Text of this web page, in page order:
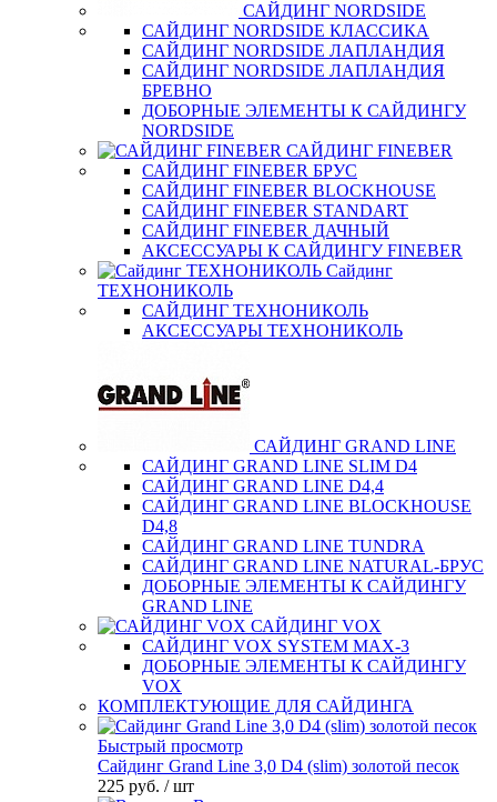
САЙДИНГ NORDSIDE
САЙДИНГ NORDSIDE КЛАССИКА
САЙДИНГ NORDSIDE ЛАПЛАНДИЯ
САЙДИНГ NORDSIDE ЛАПЛАНДИЯ
БРЕВНО
ДОБОРНЫЕ ЭЛЕМЕНТЫ К САЙДИНГУ
NORDSIDE
САЙДИНГ FINEBER
САЙДИНГ FINEBER БРУС
САЙДИНГ FINEBER BLOCKHOUSE
САЙДИНГ FINEBER STANDART
САЙДИНГ FINEBER ДАЧНЫЙ
АКСЕССУАРЫ К САЙДИНГУ FINEBER
Сайдинг
ТЕХНОНИКОЛЬ
САЙДИНГ ТЕХНОНИКОЛЬ
АКСЕССУАРЫ ТЕХНОНИКОЛЬ
САЙДИНГ GRAND LINE
САЙДИНГ GRAND LINE SLIM D4
САЙДИНГ GRAND LINE D4,4
САЙДИНГ GRAND LINE BLOCKHOUSE
D4,8
САЙДИНГ GRAND LINE TUNDRA
САЙДИНГ GRAND LINE NATURAL-БРУС
ДОБОРНЫЕ ЭЛЕМЕНТЫ К САЙДИНГУ
GRAND LINE
САЙДИНГ VOX
САЙДИНГ VOX SYSTEM MAX-3
ДОБОРНЫЕ ЭЛЕМЕНТЫ К САЙДИНГУ
VOX
КОМПЛЕКТУЮЩИЕ ДЛЯ САЙДИНГА
Быстрый просмотр
Сайдинг Grand Line 3,0 D4 (slim) золотой песок
225 руб. / шт